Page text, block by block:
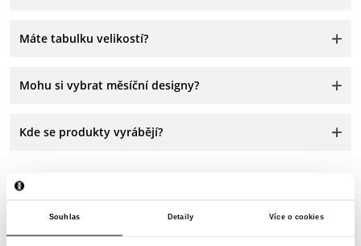
Souhlas Detaily Více o cookies
Máte tabulku velikostí?
Mohu si vybrat měsíční designy?
Kde se produkty vyrábějí?